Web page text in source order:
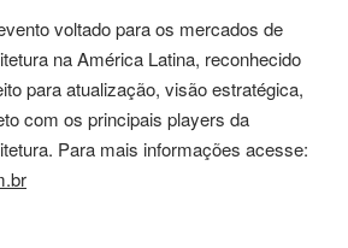
voltado para os mercados de
na América Latina, reconhecido
para atualização, visão estratégica,
com os principais players da
Para mais informações acesse: